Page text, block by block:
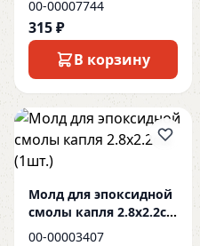
00-00007744
315 ₽
В корзину
Молд для эпоксидной
смолы капля 2.8х2.2см
(1шт.)
00-00003407